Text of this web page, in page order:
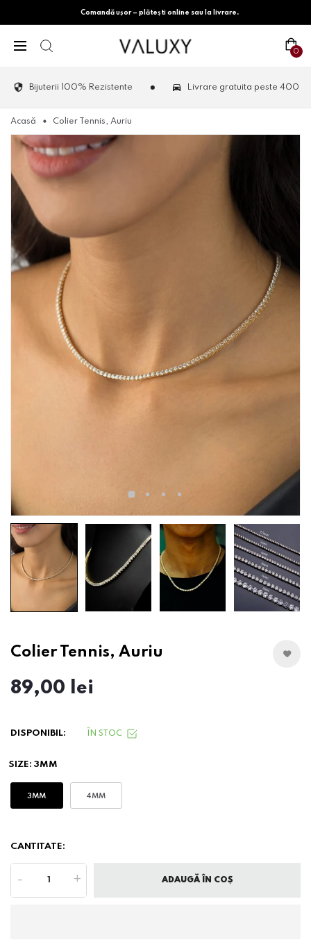
Comandă ușor – plătești online sau la livrare.
0
Bijuterii 100% Rezistente Livrare gratuita peste 400 lei
Acasă Colier Tennis, Auriu
Colier Tennis, Auriu
89,00 lei
DISPONIBIL: ÎN STOC
SIZE: 3MM
3MM 4MM
CANTITATE:
- + ADAUGĂ ÎN COȘ